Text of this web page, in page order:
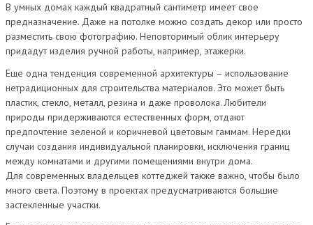
В умных домах каждый квадратный сантиметр имеет свое
предназначение. Даже на потолке можно создать декор или просто
разместить свою фотографию. Неповторимый облик интерьеру
придадут изделия ручной работы, например, этажерки.
Еще одна тенденция современной архитектуры – использование
нетрадиционных для строительства материалов. Это может быть
пластик, стекло, металл, резина и даже проволока. Любители
природы придерживаются естественных форм, отдают
предпочтение зеленой и коричневой цветовым гаммам. Нередки
случаи создания индивидуальной планировки, исключения границ
между комнатами и другими помещениями внутри дома.
Для современных владельцев коттеджей также важно, чтобы было
много света. Поэтому в проектах предусматриваются большие
застекленные участки.